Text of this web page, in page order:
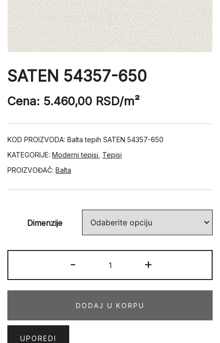
SATEN 54357-650
Cena: 5.460,00 RSD/m²
KOD PROIZVODA: Balta tepih SATEN 54357-650
KATEGORIJE: Moderni tepisi Tepisi
PROIZVOĐAČ: Balta
Dimenzije
-
54357-
650
+
DODAJ U KORPU
UPOREDI